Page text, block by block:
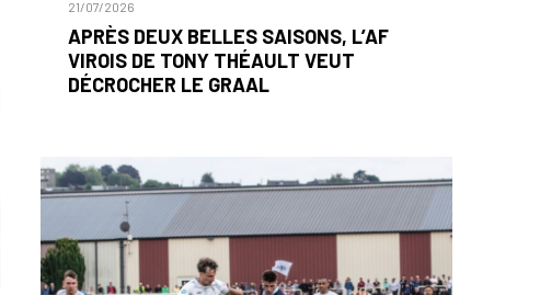
21/07/2026
APRÈS DEUX BELLES SAISONS, L’AF
VIROIS DE TONY THÉAULT VEUT
DÉCROCHER LE GRAAL